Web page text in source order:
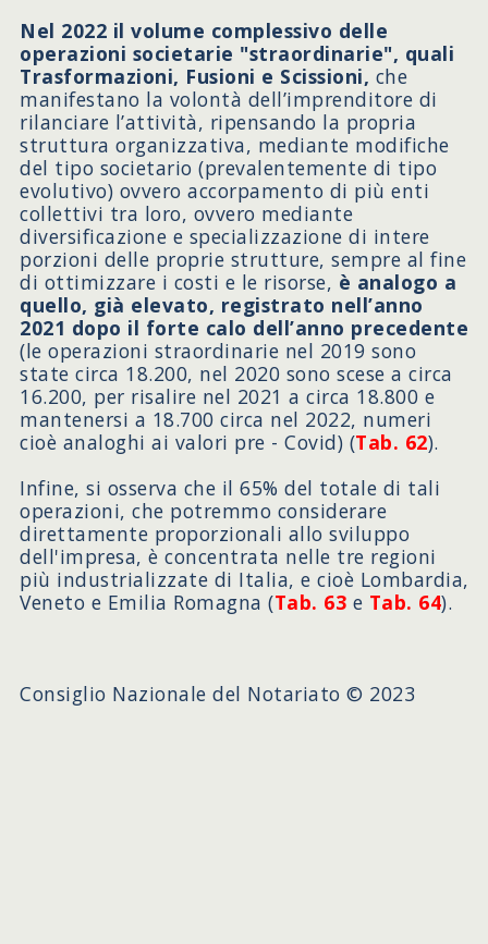
Nel 2022 il volume complessivo delle
operazioni societarie "straordinarie", quali
Trasformazioni, Fusioni e Scissioni, che
manifestano la volontà dell’imprenditore di
rilanciare l’attività, ripensando la propria
struttura organizzativa, mediante modifiche
del tipo societario (prevalentemente di tipo
evolutivo) ovvero accorpamento di più enti
collettivi tra loro, ovvero mediante
diversificazione e specializzazione di intere
porzioni delle proprie strutture, sempre al fine
di ottimizzare i costi e le risorse, è analogo a
quello, già elevato, registrato nell’anno
2021 dopo il forte calo dell’anno precedente
(le operazioni straordinarie nel 2019 sono
state circa 18.200, nel 2020 sono scese a circa
16.200, per risalire nel 2021 a circa 18.800 e
mantenersi a 18.700 circa nel 2022, numeri
cioè analoghi ai valori pre - Covid) (Tab. 62).
Infine, si osserva che il 65% del totale di tali
operazioni, che potremmo considerare
direttamente proporzionali allo sviluppo
dell'impresa, è concentrata nelle tre regioni
più industrializzate di Italia, e cioè Lombardia,
Veneto e Emilia Romagna (Tab. 63 e Tab. 64).
Consiglio Nazionale del Notariato © 2023